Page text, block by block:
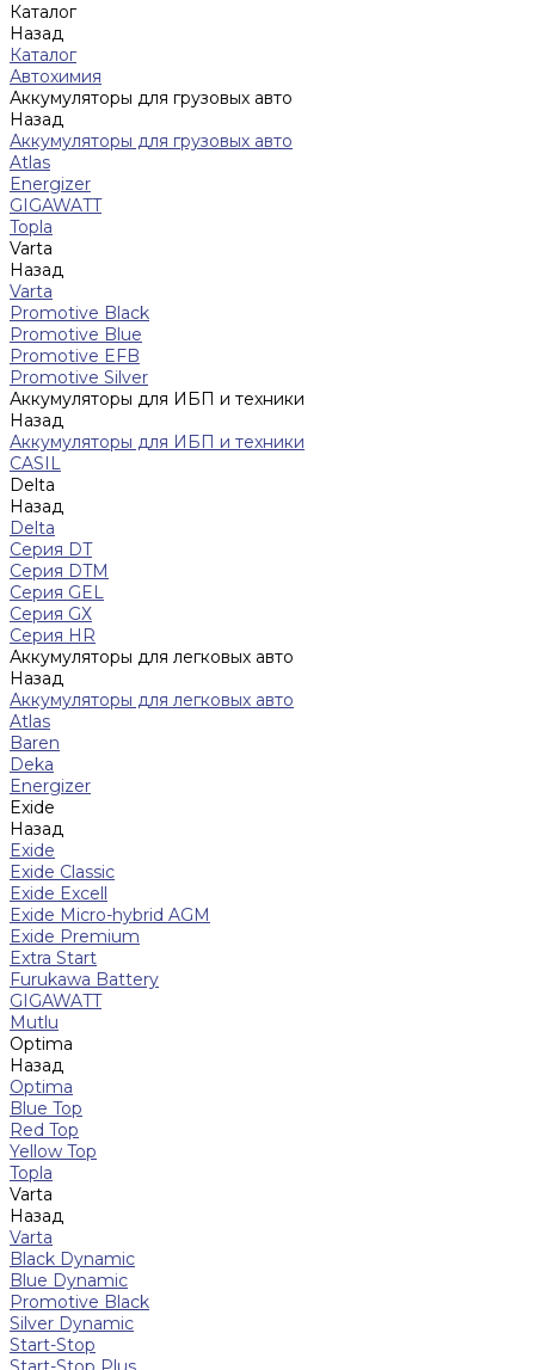
Каталог
Назад
Каталог
Автохимия
Аккумуляторы для грузовых авто
Назад
Аккумуляторы для грузовых авто
Atlas
Energizer
GIGAWATT
Topla
Varta
Назад
Varta
Promotive Black
Promotive Blue
Promotive EFB
Promotive Silver
Аккумуляторы для ИБП и техники
Назад
Аккумуляторы для ИБП и техники
CASIL
Delta
Назад
Delta
Серия DT
Серия DTM
Серия GEL
Серия GХ
Серия HR
Аккумуляторы для легковых авто
Назад
Аккумуляторы для легковых авто
Atlas
Baren
Deka
Energizer
Exide
Назад
Exide
Exide Classic
Exide Excell
Exide Micro-hybrid AGM
Exide Premium
Extra Start
Furukawa Battery
GIGAWATT
Mutlu
Optima
Назад
Optima
Blue Top
Red Top
Yellow Top
Topla
Varta
Назад
Varta
Black Dynamic
Blue Dynamic
Promotive Black
Silver Dynamic
Start-Stop